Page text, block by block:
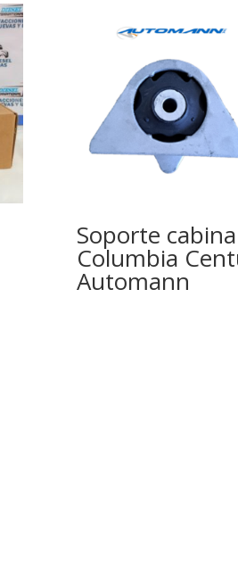
Soporte cabina
Columbia
Automann